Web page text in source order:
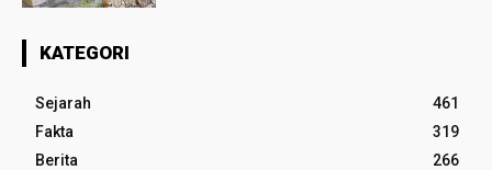
KATEGORI
Sejarah
461
Fakta
319
Berita
266